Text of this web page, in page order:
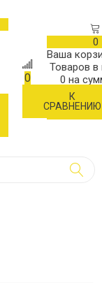
0
К
СРАВНЕНИЮ
0
Ваша
Товаров в
0 на